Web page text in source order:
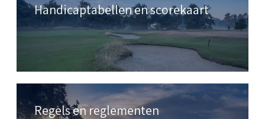
Handicaptabellen en scorekaart
Regels en reglementen